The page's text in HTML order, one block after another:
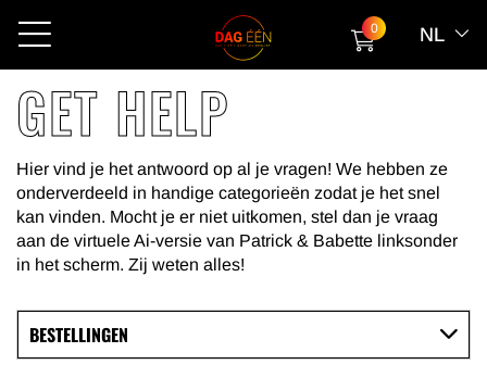
0 NL
GET HELP
Hier vind je het antwoord op al je vragen! We hebben ze
onderverdeeld in handige categorieën zodat je het snel
kan vinden. Mocht je er niet uitkomen, stel dan je vraag
aan de virtuele Ai-versie van Patrick & Babette linksonder
in het scherm. Zij weten alles!
BESTELLINGEN